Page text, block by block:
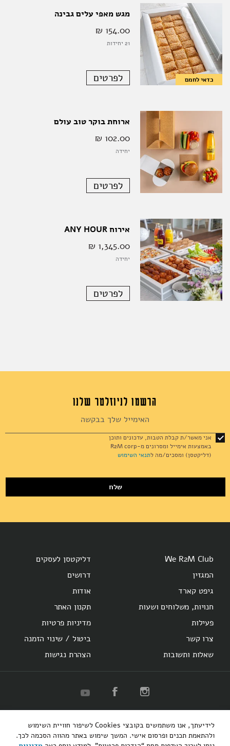
כדאי לחמם
מגש מאפי עלים גבינה
154.00 ‏₪
21 יחידות
לפרטים
ארוחת בוקר טוב עולם
102.00 ‏₪
יחידה
לפרטים
אירוח ANY HOUR
1,345.00 ‏₪
יחידה
לפרטים
הרשמו לניוזלטר שלנו
for
Our
Newsletter:
שלח
אני מאשר/ת קבלת הטבות, עדכונים ותוכן
באמצעות אימייל ומסרונים מ-R2M corp
(דליקטסן) ומסכים/מה לתנאי השימוש
We R2M Club
המגזין
גיפט קארד
חנויות, משלוחים ושעות
פעילות
צרו קשר
שאלות ותשובות
דליקטסן לעסקים
דרושים
אודות
תקנון האתר
מדיניות פרטיות
ביטול / שינוי הזמנה
הצהרת נגישות
קופיבר אקספרס
רוטשילד 48
לידיעתך, אנו משתמשים בקובצי Cookies לשיפור חוויית השימוש
ולהתאמת תכנים ופרסום אישי. המשך שימוש באתר מהווה הסכמה לכך.